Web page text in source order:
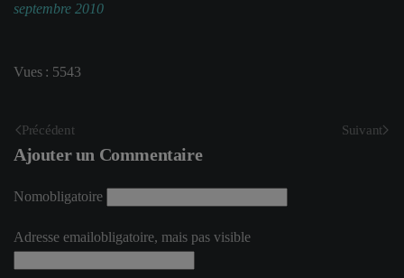
septembre 2010
Vues : 5543
Précédent Suivant
Ajouter un Commentaire
Nomobligatoire
Adresse emailobligatoire, mais pas visible